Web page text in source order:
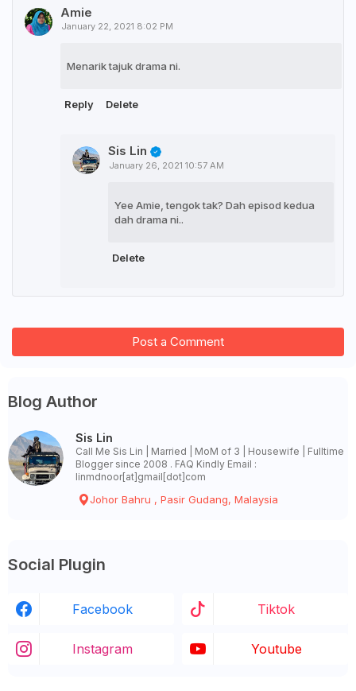
Amie
January 22, 2021 8:02 PM
Menarik tajuk drama ni.
Reply Delete
Sis Lin
January 26, 2021 10:57 AM
Yee Amie, tengok tak? Dah episod kedua
dah drama ni..
Delete
Post a Comment
Blog Author
Sis Lin
Call Me Sis Lin | Married | MoM of 3 | Housewife | Fulltime
Blogger since 2008 . FAQ Kindly Email :
linmdnoor[at]gmail[dot]com
Johor Bahru , Pasir Gudang, Malaysia
Social Plugin
Facebook Tiktok
Instagram Youtube